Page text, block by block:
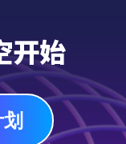
培养孩子的
创造力。
开始